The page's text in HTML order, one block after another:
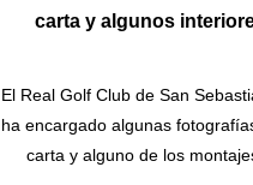
carta y algunos
El Real Golf Club de San
ha encargado algunas
carta y alguno de los